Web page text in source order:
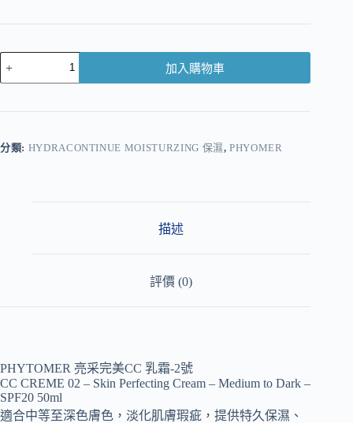
加入購物車
r
分類: HYDRACONTINUE MOISTURZING 保濕,PHYOMER
描述
評價 (0)
PHYTOMER 亮采完美CC 乳霜-2號
CC CREME 02 – Skin Perfecting Cream – Medium to Dark –
SPF20 50ml
適合中等至深色膚色，淡化肌膚瑕疵，提供特久保濕、